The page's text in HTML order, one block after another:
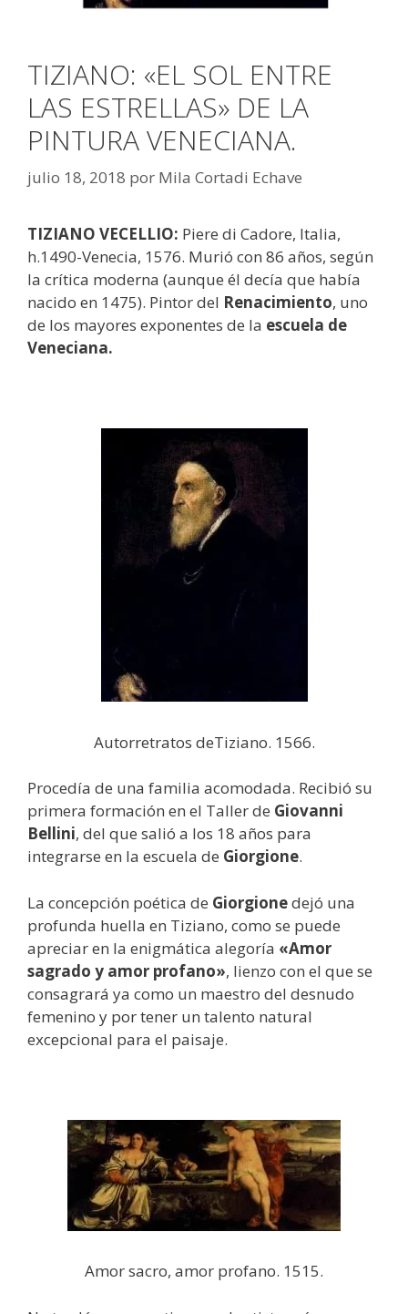
TIZIANO: «EL SOL ENTRE
LAS ESTRELLAS» DE LA
PINTURA VENECIANA.
julio 18, 2018 por Mila Cortadi Echave
TIZIANO VECELLIO: Piere di Cadore, Italia,
h.1490-Venecia, 1576. Murió con 86 años, según
la crítica moderna (aunque él decía que había
nacido en 1475). Pintor del Renacimiento, uno
de los mayores exponentes de la escuela de
Veneciana.
Autorretratos deTiziano. 1566.
Procedía de una familia acomodada. Recibió su
primera formación en el Taller de Giovanni
Bellini, del que salió a los 18 años para
integrarse en la escuela de Giorgione.
La concepción poética de Giorgionedejó una
profunda huella en Tiziano, como se puede
apreciar en la enigmática alegoría «Amor
sagrado y amor profano», lienzo con el que se
consagrará ya como un maestro del desnudo
femenino y por tener un talento natural
excepcional para el paisaje.
Amor sacro, amor profano. 1515.